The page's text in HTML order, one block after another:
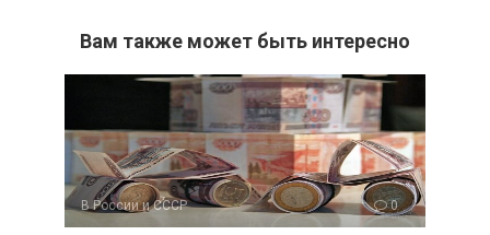
Вам также может быть интересно
В России и СССР 0